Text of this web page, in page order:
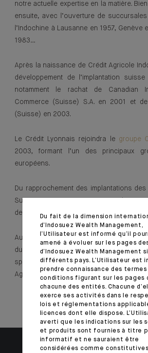
notre actuelle expertise en la matière.
ensuite, avec l’ouverture de
l’Indochine à Lausanne en 1957, Genève
1983…
Après la naissance de Crédit Agricole
développement de l’implantation
notamment le rachat de Canadian
Commerce (Suisse) S.A. en 2001 et
(Suisse) en 2003.
Le Crédit Lyonnais rejoindra le groupe
2003, formant l’un des principaux
européens.
Du rapprochement des implantations
Suisse naîtra en 2005 notre
des toutes premières banques étrangères
Aujourd’hui, nous continuons d’écrire
du groupe Indosuez, qui réunit
spécialisées en Gestion de Fortune
Agricole.
Du fait de la dimension
d’Indosuez Wealth Management,
l’Utilisateur est informé qu’il
amené à évoluer sur les pages
d’Indosuez Wealth Management
différents pays. L’Utilisateur est
prendre connaissance des
conditions figurant sur les pages
chacune des entités. Chacune
exerce ses activités dans le
lois et réglementations
licences dont elle dispose.
averti que les indications sur les
et produits sont fournies à titre
informatif et ne sauraient être
considérées comme constitutives